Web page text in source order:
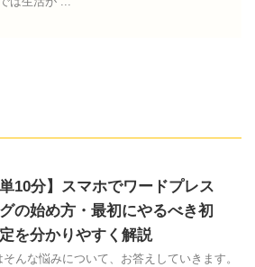
単10分】スマホでワードプレス
の始め方・最初にやるべき初
を分かりやすく解説
そんな悩みについて、お答えしていきます。